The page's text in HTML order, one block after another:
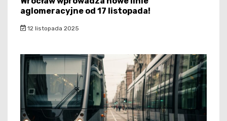
aglomeracyjne od 17 listopada!
12 listopada 2025